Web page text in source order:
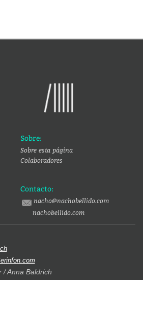
Sobre:
Sobre esta página
Colaboradores
Contacto:
nacho@nachobellido.com
nachobellido.com
/ Anna Baldrich